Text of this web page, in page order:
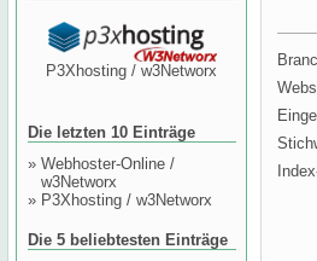
P3Xhosting / w3Networx
Die letzten 10 Einträge
» Webhoster-Online /
w3Networx
» P3Xhosting / w3Networx
Die 5 beliebtesten Einträge